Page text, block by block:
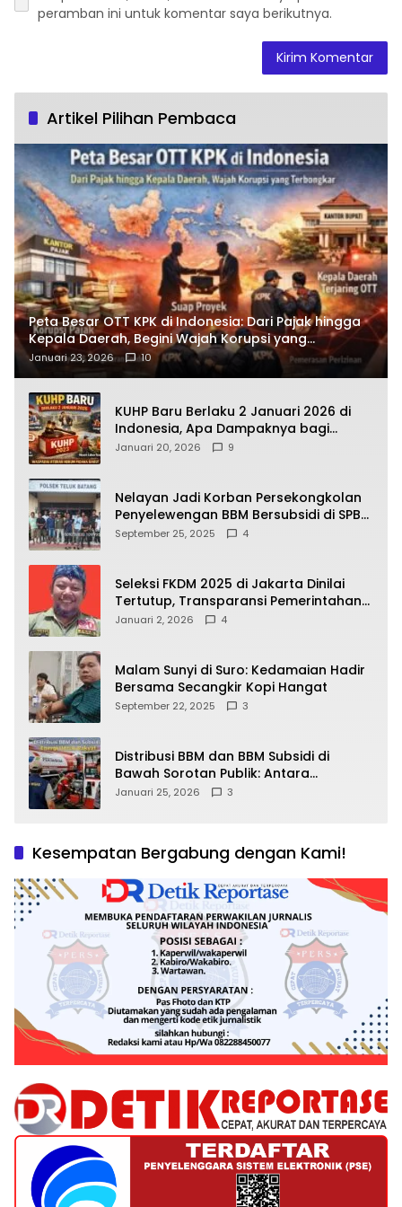
peramban ini untuk komentar saya berikutnya.
Artikel Pilihan Pembaca
Peta Besar OTT KPK di Indonesia: Dari Pajak hingga
Kepala Daerah, Begini Wajah Korupsi yang
Terbongkar
Januari 23, 2026 10
KUHP Baru Berlaku 2 Januari 2026 di
Indonesia, Apa Dampaknya bagi
Kehidupan Warga? Ini Aturan Kunci
Januari 20, 2026 9
Nelayan Jadi Korban Persekongkolan
Penyelewengan BBM Bersubsidi di SPBU
64.78809 Teluk Batang
September 25, 2025 4
Seleksi FKDM 2025 di Jakarta Dinilai
Tertutup, Transparansi Pemerintahan
Pramono–Rano Dipertanyakan
Januari 2, 2026 4
Malam Sunyi di Suro: Kedamaian Hadir
Bersama Secangkir Kopi Hangat
September 22, 2025 3
Distribusi BBM dan BBM Subsidi di
Bawah Sorotan Publik: Antara
Kepentingan Negara, Hak Konsumen,
Januari 25, 2026 3
Kesempatan Bergabung dengan Kami!